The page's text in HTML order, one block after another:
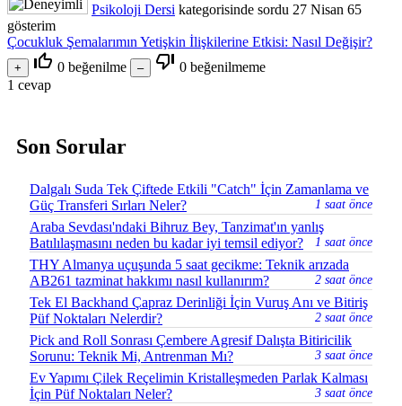
Psikoloji Dersi kategorisinde sordu 27 Nisan 65
gösterim
Çocukluk Şemalarımın Yetişkin İlişkilerine Etkisi: Nasıl Değişir?
thumb_up_off_alt 0 beğenilme thumb_down_off_alt 0 beğenilmeme
1 cevap
Son Sorular
Dalgalı Suda Tek Çiftede Etkili "Catch" İçin Zamanlama ve
Güç Transferi Sırları Neler?
1 saat önce
Araba Sevdası'ndaki Bihruz Bey, Tanzimat'ın yanlış
Batılılaşmasını neden bu kadar iyi temsil ediyor?
1 saat önce
THY Almanya uçuşunda 5 saat gecikme: Teknik arızada
AB261 tazminat hakkımı nasıl kullanırım?
2 saat önce
Tek El Backhand Çapraz Derinliği İçin Vuruş Anı ve Bitiriş
Püf Noktaları Nelerdir?
2 saat önce
Pick and Roll Sonrası Çembere Agresif Dalışta Bitiricilik
Sorunu: Teknik Mi, Antrenman Mı?
3 saat önce
Ev Yapımı Çilek Reçelimin Kristalleşmeden Parlak Kalması
İçin Püf Noktaları Neler?
3 saat önce